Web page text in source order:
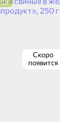
Скоро
появится